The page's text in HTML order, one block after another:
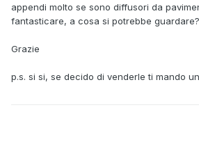
appendi molto se sono diffusori da
fantasticare, a cosa si potrebbe guardare?
Grazie
p.s. si si, se decido di venderle ti mando